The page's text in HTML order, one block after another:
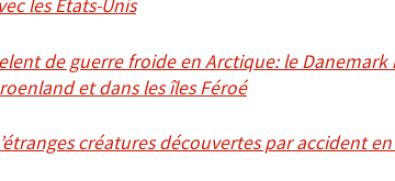
les États-Unis
de guerre froide en Arctique: le
et dans les îles Féroé
créatures découvertes par accident